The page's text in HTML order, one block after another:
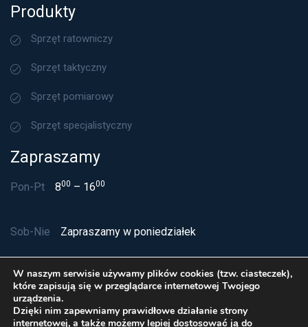
Produkty
Sprzęt ratowniczy
Sprzęt taktyczny
Sprzęt pomiarowy
Sprzęt specjalistyczny
Zapraszamy
Pon-Pt 800 – 1600
Sob-Nie Zapraszamy w poniedziałek
W naszym serwisie używamy plików cookies (tzw. ciasteczek),
które zapisują się w przeglądarce internetowej Twojego
urządzenia.
Dzięki nim zapewniamy prawidłowe działanie strony
internetowej, a także możemy lepiej dostosować ją do